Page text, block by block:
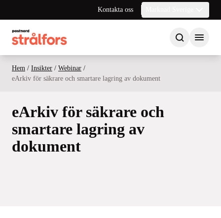
Kontakta oss
Hem / Insikter / Webinar /
eArkiv för säkrare och smartare lagring av dokument
eArkiv för säkrare och
smartare lagring av
dokument